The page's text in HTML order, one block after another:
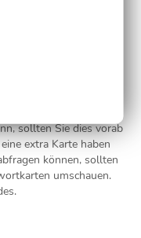
oder verträgt jede
sondern auch
von Gästen
nicht jeder
fühlt und
sollten Sie dies vorab
extra Karte haben
können, sollten
umschauen.